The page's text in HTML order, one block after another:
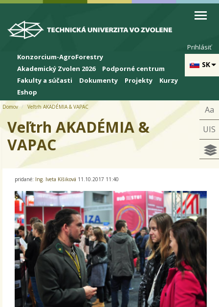
Skip to cookies
Skip to navigation
Skočiť na hlavný obsah
SK
Prihlásiť
Konzorcium-AgroForestry
Akademický Zvolen 2026
Podporné centrum
Fakulty a súčasti
Dokumenty Projekty
Kurzy
Eshop
Aa
UIS
Domov Veľtrh AKADÉMIA & VAPAC
Veľtrh AKADÉMIA &
VAPAC
pridané: Ing. Iveta Kíšiková 11.10.2017 11:40